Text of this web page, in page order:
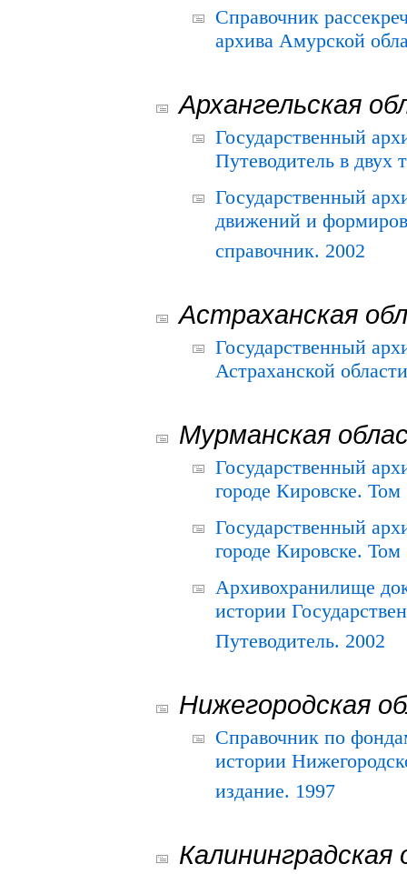
Справочник
архива Амурской
Архангельская
Государственный
Путеводитель в двух
Государственный
движений и
справочник. 2002
Астраханская
Государственный
Астраханской
Мурманская
Государственный
городе Кировске.
Государственный
городе Кировске.
Архивохранилище
истории
Путеводитель. 2002
Нижегородская
Справочник по
истории
издание. 1997
Калининградская